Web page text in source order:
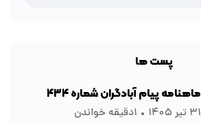
پست ها
ماهنامه پیام آبادگران شماره ۴۳۴
۳۱ تیر ۱۴۰۵ ۱دقیقه خواندن